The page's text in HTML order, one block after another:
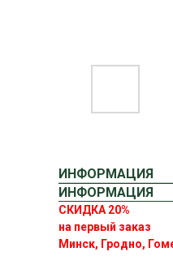
ИНФОРМАЦИЯ
ИНФОРМАЦИЯ
СКИДКА 20%
на первый заказ
Минск, Гродно,